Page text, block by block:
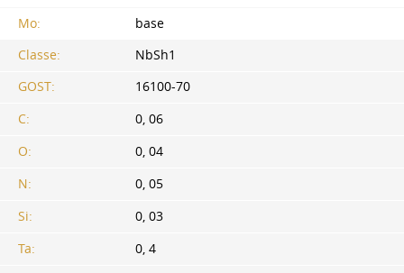
Mo:
base
Classe:
NbSh1
GOST:
16100-70
C:
0, 06
O:
0, 04
N:
0, 05
Si:
0, 03
Ta:
0, 4